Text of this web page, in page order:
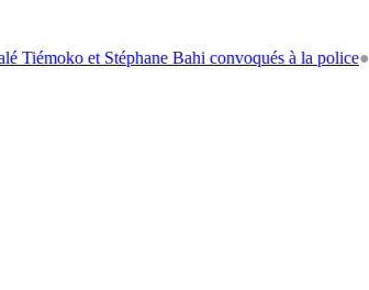
et Stéphane Bahi convoqués à la police ● Super,